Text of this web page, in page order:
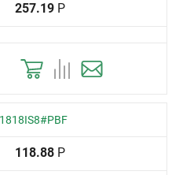
257.19 Р
118.88 Р